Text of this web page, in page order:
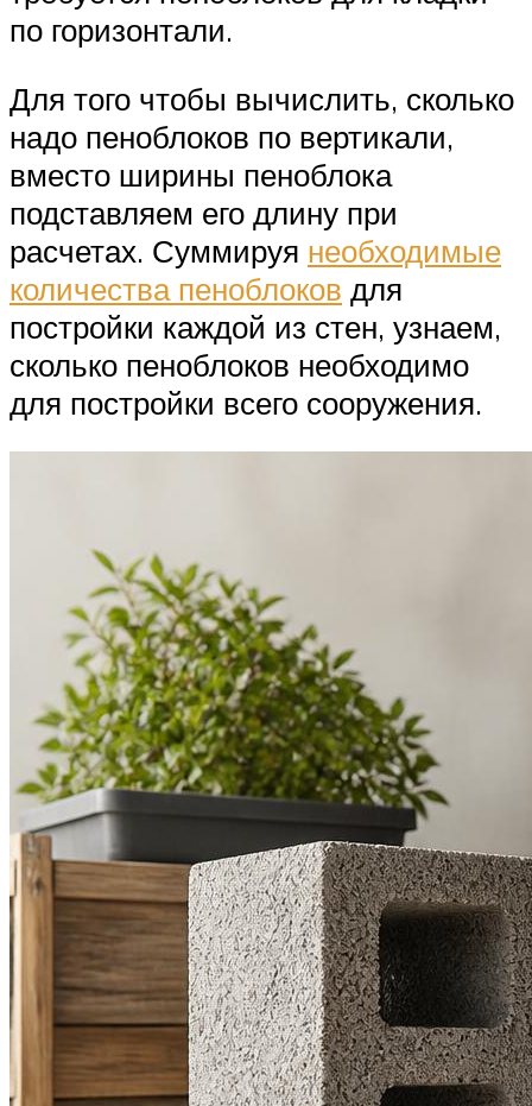
по горизонтали.
Для того чтобы вычислить, сколько
надо пеноблоков по вертикали,
вместо ширины пеноблока
подставляем его длину при
расчетах. Суммируя необходимые
количества пеноблоков для
постройки каждой из стен, узнаем,
сколько пеноблоков необходимо
для постройки всего сооружения.